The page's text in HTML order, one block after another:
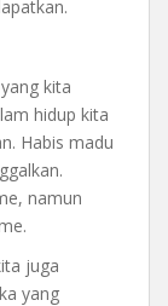
kita
hidup kita
Habis madu
namun
juga
yang